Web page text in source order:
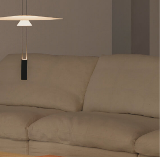
門市據點